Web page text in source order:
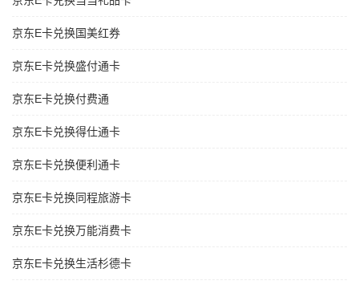
京东E卡兑换国美红券
京东E卡兑换盛付通卡
京东E卡兑换付费通
京东E卡兑换得仕通卡
京东E卡兑换便利通卡
京东E卡兑换同程旅游卡
京东E卡兑换万能消费卡
京东E卡兑换生活杉德卡